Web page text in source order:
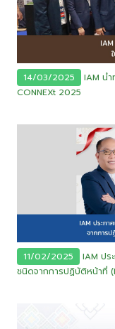
14/03/2025
IAM น
CONNEXt 2025
11/02/2025
IAM ปร
ชนิดจากการปฏิบัติหน้าที่